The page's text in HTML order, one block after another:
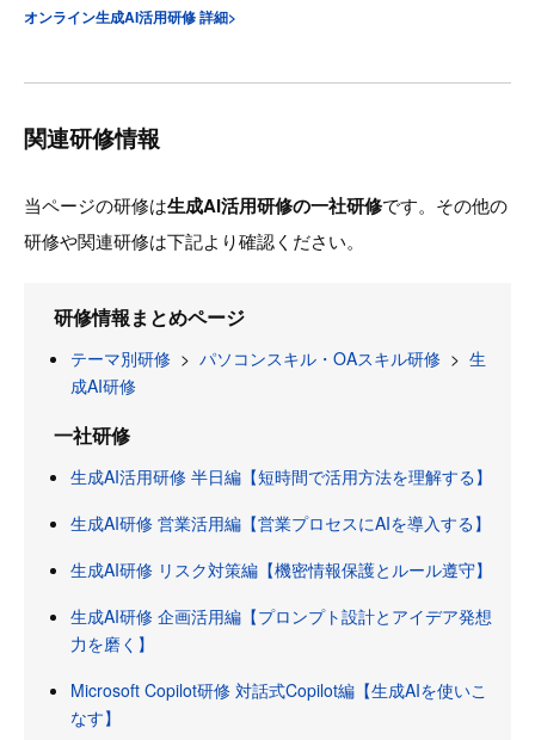
オンライン生成AI活用研修 詳細>
関連研修情報
当ページの研修は生成AI活用研修の一社研修です。その他の
研修や関連研修は下記より確認ください。
研修情報まとめページ
テーマ別研修 > パソコンスキル・OAスキル研修 > 生
成AI研修
一社研修
生成AI活用研修 半日編【短時間で活用方法を理解する】
生成AI研修 営業活用編【営業プロセスにAIを導入する】
生成AI研修 リスク対策編【機密情報保護とルール遵守】
生成AI研修 企画活用編【プロンプト設計とアイデア発想
力を磨く】
Microsoft Copilot研修 対話式Copilot編【生成AIを使いこ
なす】